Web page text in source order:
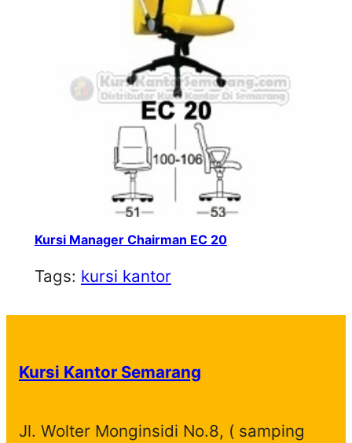
Kursi Manager Chairman EC 20
Tags: kursi kantor
Kursi Kantor Semarang
Jl. Wolter Monginsidi No.8, ( samping